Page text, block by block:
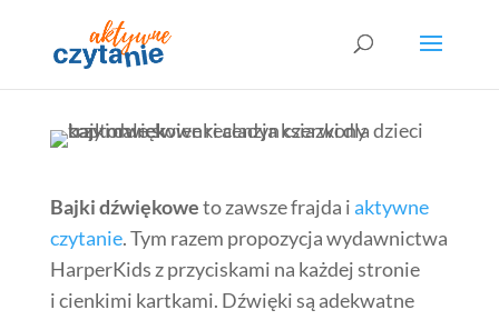
Bajki dźwiękoweto zawsze frajda iaktywne
czytanie. Tym razem propozycja wydawnictwa
HarperKids z przyciskami na każdej stronie
i cienkimi kartkami. Dźwięki są adekwatne